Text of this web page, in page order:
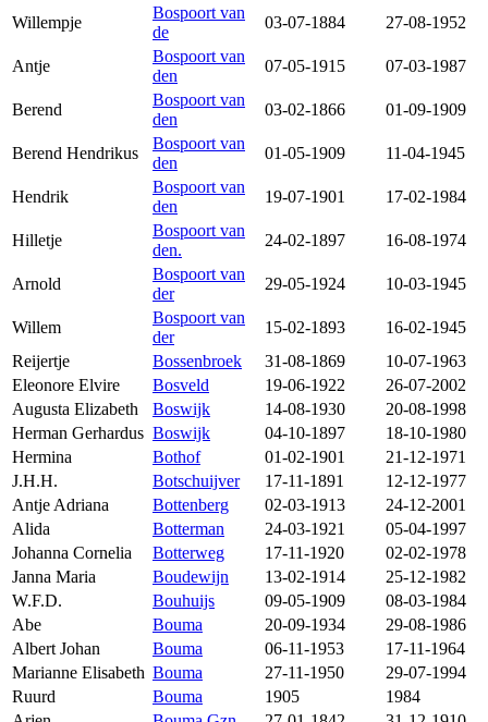
Willempje
Bospoort van
de
03-07-1884 27-08-1952
Antje
Bospoort van
den
07-05-1915 07-03-1987
Berend
Bospoort van
den
03-02-1866 01-09-1909
Berend Hendrikus
Bospoort van
den
01-05-1909 11-04-1945
Hendrik
Bospoort van
den
19-07-1901 17-02-1984
Hilletje
Bospoort van
den.
24-02-1897 16-08-1974
Arnold
Bospoort van
der
29-05-1924 10-03-1945
Willem
Bospoort van
der
15-02-1893
16-02-1945
Reijertje
Bossenbroek 31-08-1869
10-07-1963
Eleonore Elvire
Bosveld 19-06-1922
26-07-2002
Augusta Elizabeth
Boswijk 14-08-1930
20-08-1998
Herman Gerhardus Boswijk 04-10-1897
18-10-1980
Hermina
Bothof 01-02-1901
21-12-1971
J.H.H.
Botschuijver 17-11-1891
12-12-1977
Antje Adriana
Bottenberg 02-03-1913
24-12-2001
Alida
Botterman 24-03-1921
05-04-1997
Johanna Cornelia
Botterweg 17-11-1920
02-02-1978
Janna Maria
Boudewijn 13-02-1914
25-12-1982
W.F.D.
Bouhuijs 09-05-1909
08-03-1984
Abe
Bouma 20-09-1934
29-08-1986
Albert Johan
Bouma 06-11-1953
17-11-1964
Marianne Elisabeth Bouma 27-11-1950
29-07-1994
Ruurd
Bouma 1905
1984